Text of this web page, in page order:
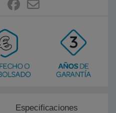
Especificaciones